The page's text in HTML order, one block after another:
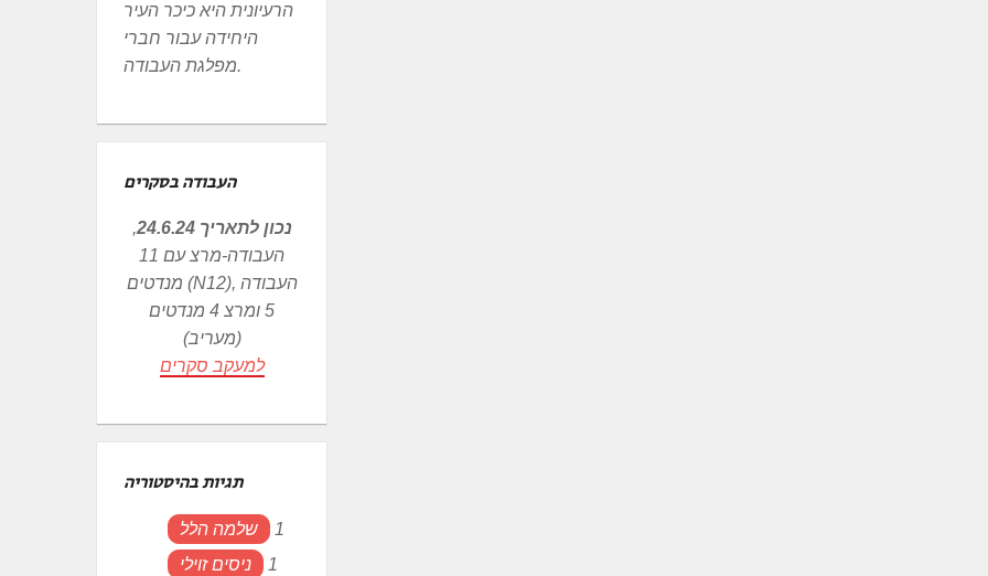
הרעיונית היא כיכר העיר
היחידה עבור חברי
מפלגת העבודה.
העבודה בסקרים
נכון לתאריך 24.6.24
,
העבודה-מרצ עם 11
מנדטים (N12), העבודה
5 ומרצ 4 מנדטים
(מעריב)
למעקב סקרים
תגיות בהיסטוריה
שלמה הלל
1
ניסים זוילי
1